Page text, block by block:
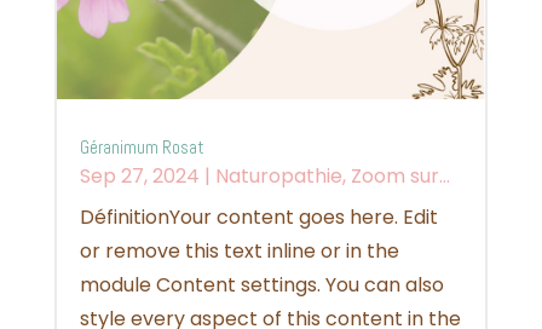
Géranimum Rosat
Sep 27, 2024 | Naturopathie, Zoom sur...
DéfinitionYour content goes here. Edit
or remove this text inline or in the
module Content settings. You can also
style every aspect of this content in the